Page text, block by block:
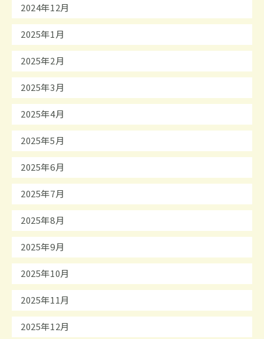
2024年12月
2025年1月
2025年2月
2025年3月
2025年4月
2025年5月
2025年6月
2025年7月
2025年8月
2025年9月
2025年10月
2025年11月
2025年12月